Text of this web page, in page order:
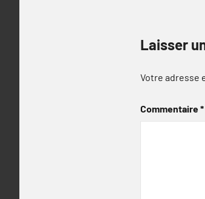
Laisser
Votre adresse
Commentaire*